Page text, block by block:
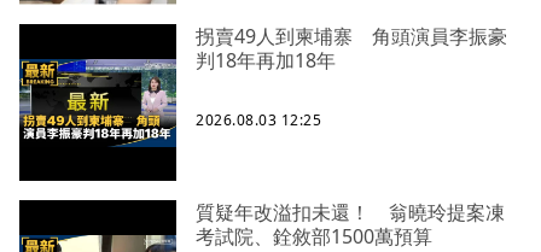
拐賣49人到柬埔寨 角頭演員李振豪
判18年再加18年
2026.08.03 12:25
質疑年改溢扣未還！ 翁曉玲提案凍
考試院、銓敘部1500萬預算